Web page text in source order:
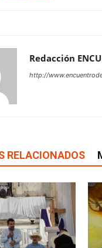
Redacción
http://
RELACIONADOS